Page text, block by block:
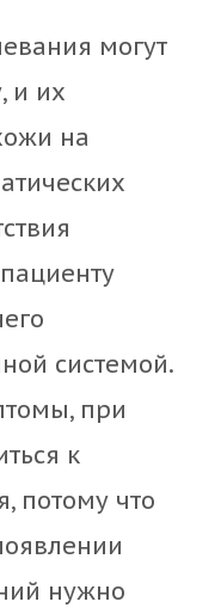
могут
и их
на
системой.
при
к
потому что
нужно